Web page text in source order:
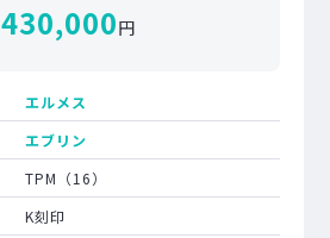
430,000円
エルメス
エブリン
TPM（16）
K刻印